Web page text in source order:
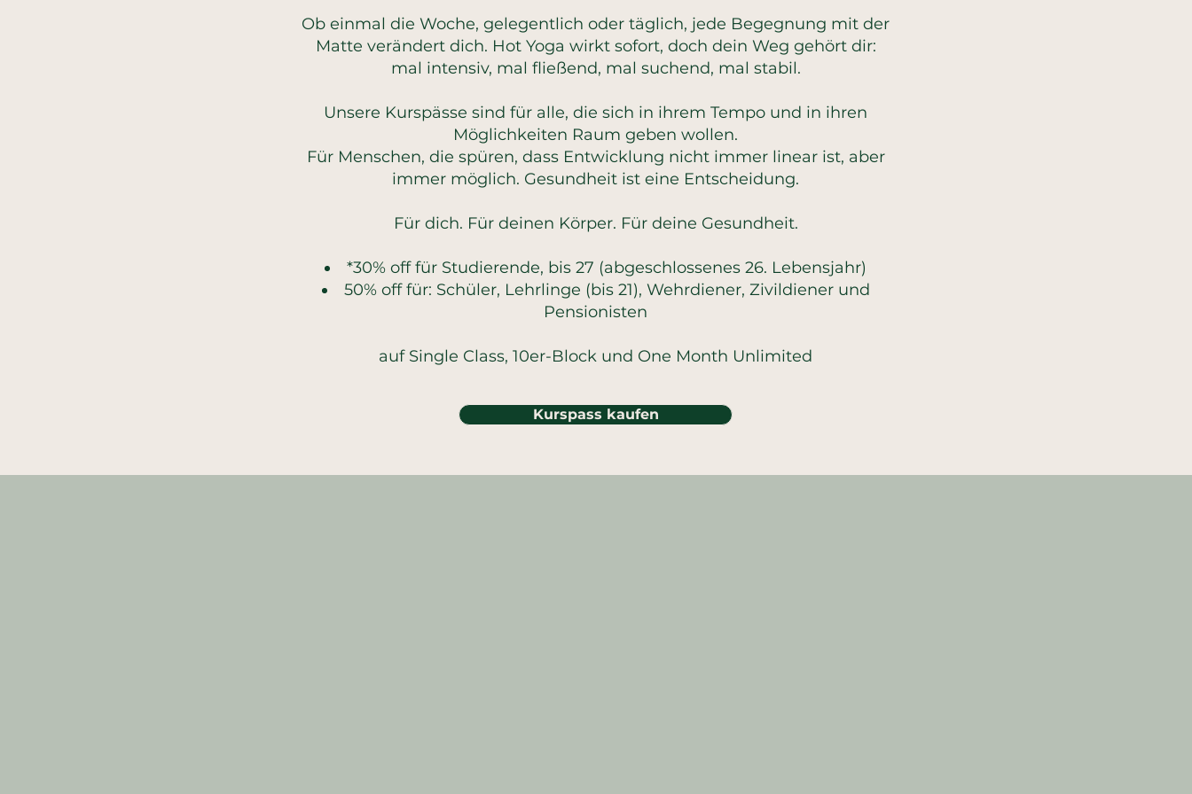
Ob einmal die Woche, gelegentlich oder täglich, jede Begegnung mit der
Matte verändert dich. Hot Yoga wirkt sofort, doch dein Weg gehört dir:
mal intensiv, mal fließend, mal suchend, mal stabil.
Unsere Kurspässe sind für alle, die sich in ihrem Tempo und in ihren
Möglichkeiten Raum geben wollen.
Für Menschen, die spüren, dass Entwicklung nicht immer linear ist, aber
immer möglich. Gesundheit ist eine Entscheidung.
Für dich. Für deinen Körper. Für deine Gesundheit.
*30% off für Studierende, bis 27 (abgeschlossenes 26. Lebensjahr)
50% off für: Schüler, Lehrlinge (bis 21), Wehrdiener, Zivildiener und
Pensionisten
auf Single Class, 10er-Block und One Month Unlimited
Kurspass kaufen